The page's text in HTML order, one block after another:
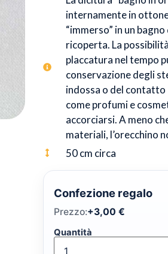
internamente in
“immerso” in un
ricoperta. La
placcatura nel tempo
conservazione degli
indossa o del
come profumi e
accorciarsi. A meno
materiali, l’orecchino
50 cm circa
Confezione regalo
Prezzo:+3,00€
Quantità